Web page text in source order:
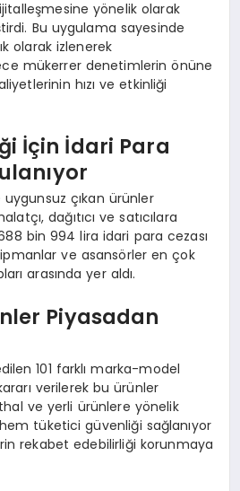
yönelik olarak
Bu uygulama sayesinde
olarak izlenerek
mükerrer denetimlerin önüne
hızı ve etkinliği
İçin İdari Para
çıkan ürünler
dağıtıcı ve satıcılara
bin 994 lira idari para cezası
ve asansörler en çok
arasında yer aldı.
Piyasadan
101 farklı marka-model
verilerek bu ürünler
ve yerli ürünlere yönelik
tüketici güvenliği sağlanıyor
rekabet edebilirliği korunmaya